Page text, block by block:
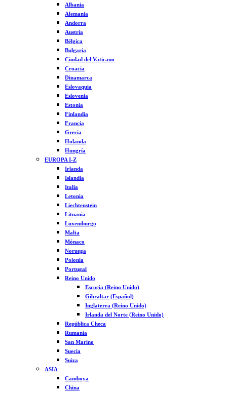
Albania
Alemania
Andorra
Austria
Bélgica
Bulgaria
Ciudad del Vaticano
Croacia
Dinamarca
Eslovaquia
Eslovenia
Estonia
Finlandia
Francia
Grecia
Holanda
Hungría
EUROPA I-Z
Irlanda
Islandia
Italia
Letonia
Liechtenstein
Lituania
Luxemburgo
Malta
Mónaco
Noruega
Polonia
Portugal
Reino Unido
Escocia (Reino Unido)
Gibraltar (Español)
Inglaterra (Reino Unido)
Irlanda del Norte (Reino Unido)
República Checa
Rumanía
San Marino
Suecia
Suiza
ASIA
Camboya
China